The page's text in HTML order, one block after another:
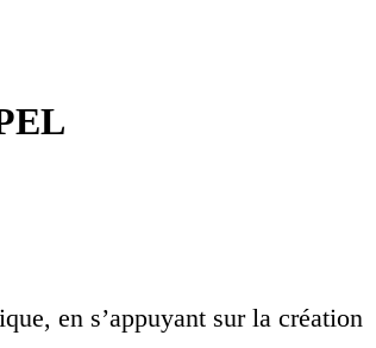
en s’appuyant sur la création